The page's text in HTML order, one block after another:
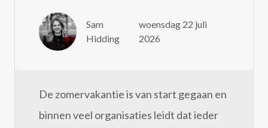
Sam
Hidding
woensdag 22 juli
2026
De zomervakantie is van start gegaan en
binnen veel organisaties leidt dat ieder